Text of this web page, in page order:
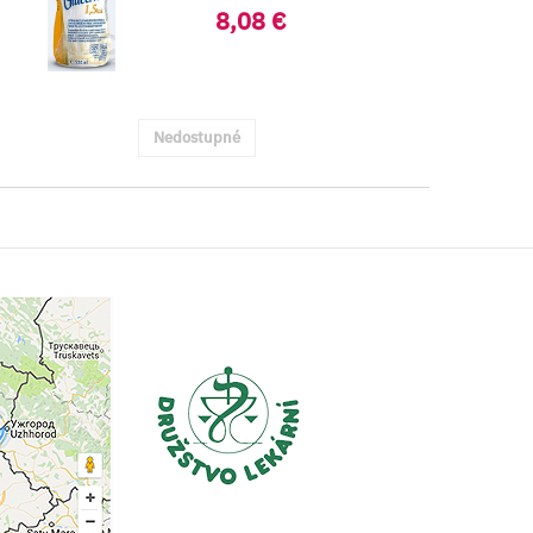
8,08 €
Nedostupné